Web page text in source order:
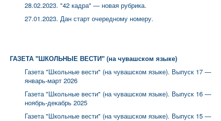
28.02.2023. "42 кадра" — новая рубрика.
27.01.2023. Дан старт очередному номеру.
ГАЗЕТА "ШКОЛЬНЫЕ ВЕСТИ" (на чувашском языке)
Газета "Школьные вести" (на чувашском языке). Выпуск 17 —
январь-март 2026
Газета "Школьные вести" (на чувашском языке). Выпуск 16 —
ноябрь-декабрь 2025
Газета "Школьные вести" (на чувашском языке). Выпуск 15 —